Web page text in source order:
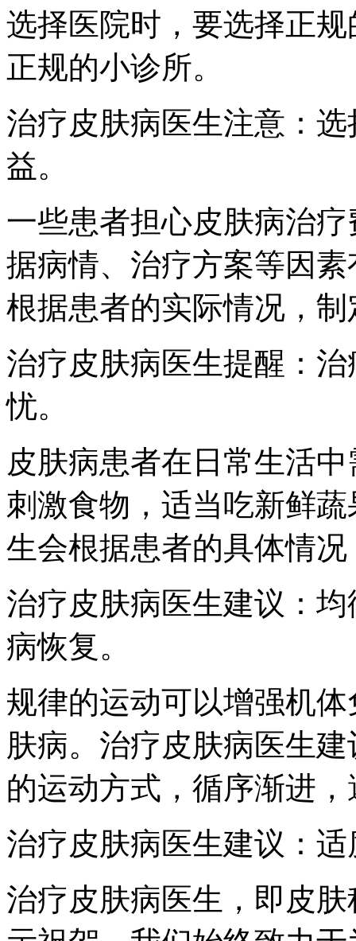
选择医院时，要选择正
正规的小诊所。
治疗皮肤病医生注意：
益。
一些患者担心皮肤病治
据病情、治疗方案等因
根据患者的实际情况，
治疗皮肤病医生提醒：
忧。
皮肤病患者在日常生活
刺激食物，适当吃新鲜
生会根据患者的具体情
治疗皮肤病医生建议：
病恢复。
规律的运动可以增强机
肤病。治疗皮肤病医生
的运动方式，循序渐进
治疗皮肤病医生建议：
治疗皮肤病医生，即皮